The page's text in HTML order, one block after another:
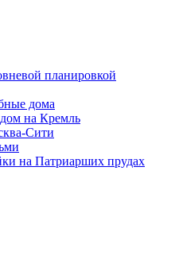
планировкой
дома
на Кремль
Сити
на Патриарших прудах